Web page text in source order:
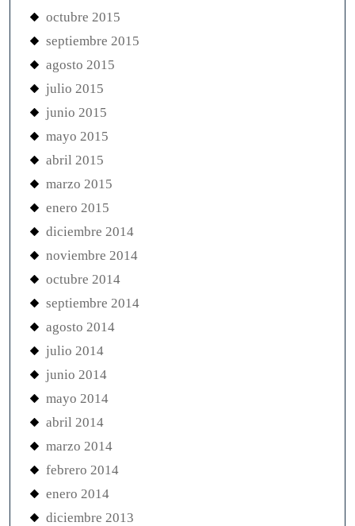
octubre 2015
septiembre 2015
agosto 2015
julio 2015
junio 2015
mayo 2015
abril 2015
marzo 2015
enero 2015
diciembre 2014
noviembre 2014
octubre 2014
septiembre 2014
agosto 2014
julio 2014
junio 2014
mayo 2014
abril 2014
marzo 2014
febrero 2014
enero 2014
diciembre 2013